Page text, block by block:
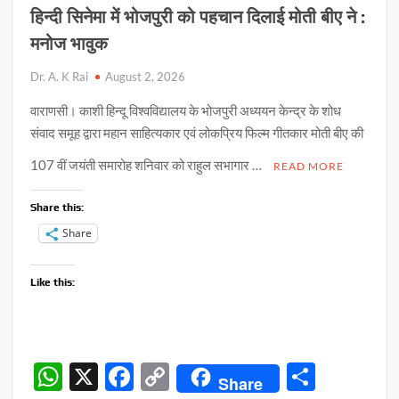
हिन्दी सिनेमा में भोजपुरी को पहचान दिलाई मोती बीए ने :
मनोज भावुक
Dr. A. K Rai August 2, 2026
वाराणसी। काशी हिन्दू विश्वविद्यालय के भोजपुरी अध्ययन केन्द्र के शोध
संवाद समूह द्वारा महान साहित्यकार एवं लोकप्रिय फिल्म गीतकार मोती बीए की
107 वीं जयंती समारोह शनिवार को राहुल सभागार …
READ MORE
Share this:
Share
Like this:
W X
F
C
Share